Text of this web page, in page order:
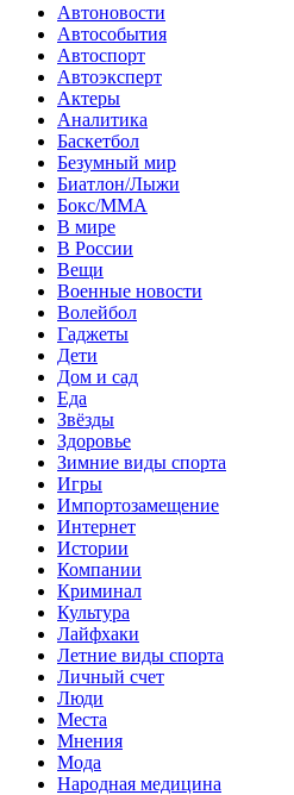
Автоновости
Автособытия
Автоспорт
Автоэксперт
Актеры
Аналитика
Баскетбол
Безумный мир
Биатлон/Лыжи
Бокс/MMA
В мире
В России
Вещи
Военные новости
Волейбол
Гаджеты
Дети
Дом и сад
Еда
Звёзды
Здоровье
Зимние виды спорта
Игры
Импортозамещение
Интернет
Истории
Компании
Криминал
Культура
Лайфхаки
Летние виды спорта
Личный счет
Люди
Места
Мнения
Мода
Народная медицина